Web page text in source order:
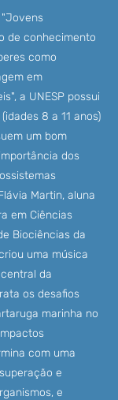
de conhecimento
como
em
a UNESP possui
8 a 11 anos)
um bom
dos
Martin, aluna
em Ciências
Biociências da
uma música
da
os desafios
marinha no
com uma
e
e